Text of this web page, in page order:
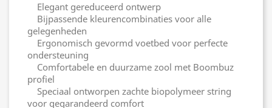
Elegant gereduceerd ontwerp
Bijpassende kleurencombinaties voor alle
gelegenheden
Ergonomisch gevormd voetbed voor perfecte
ondersteuning
Comfortabele en duurzame zool met Boombuz
profiel
Speciaal ontworpen zachte biopolymeer string
voor gegarandeerd comfort